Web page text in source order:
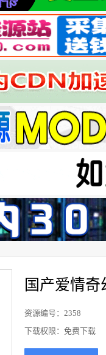
国产爱情
资源编号：2358
下载权限：免费下载